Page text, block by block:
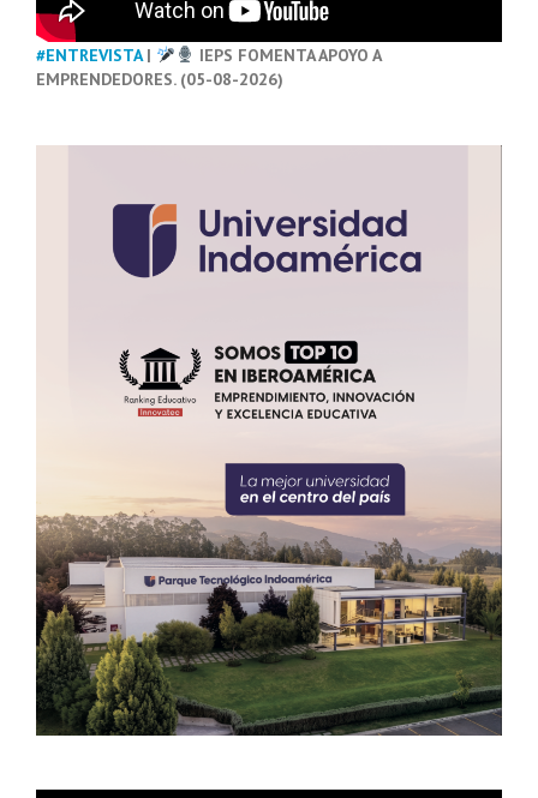
#ENTREVISTA|
IEPS FOMENTA APOYO A
EMPRENDEDORES. (05-08-2026)